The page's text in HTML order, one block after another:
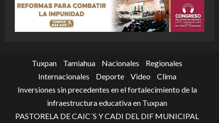
Tuxpan Tamiahua Nacionales
Regionales
Internacionales
Deporte Video
Clima
Inversiones sin precedentes en el fortalecimiento de la
infraestructura educativa en Tuxpan
PASTORELA DE CAIC´S Y CADI DEL DIF MUNICIPAL